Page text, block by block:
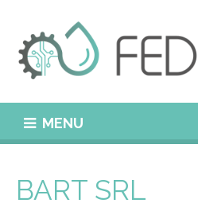
MENU
BART SRL